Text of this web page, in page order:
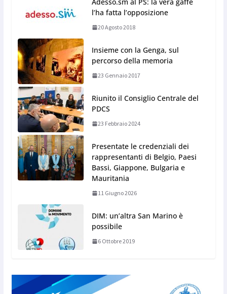
Adesso.sm al PS: la vera gaffe
l’ha fatta l’opposizione
20 Agosto 2018
Insieme con la Genga, sul
percorso della memoria
23 Gennaio 2017
Riunito il Consiglio Centrale del
PDCS
23 Febbraio 2024
Presentate le credenziali dei
rappresentanti di Belgio, Paesi
Bassi, Giappone, Bulgaria e
Mauritania
11 Giugno 2026
DIM: un’altra San Marino è
possibile
6 Ottobre 2019